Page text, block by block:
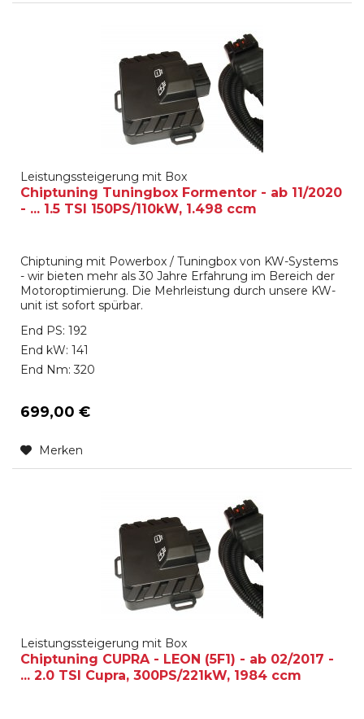
Leistungssteigerung mit Box
Chiptuning Tuningbox Formentor - ab 11/2020
- ... 1.5 TSI 150PS/110kW, 1.498 ccm
Chiptuning mit Powerbox / Tuningbox von KW-Systems
- wir bieten mehr als 30 Jahre Erfahrung im Bereich der
Motoroptimierung. Die Mehrleistung durch unsere KW-
unit ist sofort spürbar.
End PS: 192
End kW: 141
End Nm: 320
699,00 €
Merken
Leistungssteigerung mit Box
Chiptuning CUPRA - LEON (5F1) - ab 02/2017 -
... 2.0 TSI Cupra, 300PS/221kW, 1984 ccm